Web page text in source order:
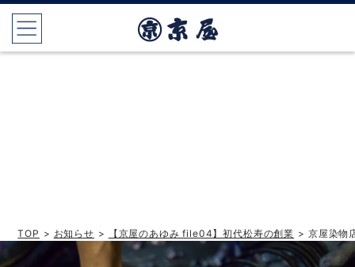
TOP > お知らせ > 【京屋のあゆみ file04】初代松寿の創業 > 京屋染